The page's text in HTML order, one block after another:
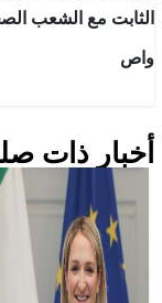
الثابت مع الشعب
واص
أخبار ذات